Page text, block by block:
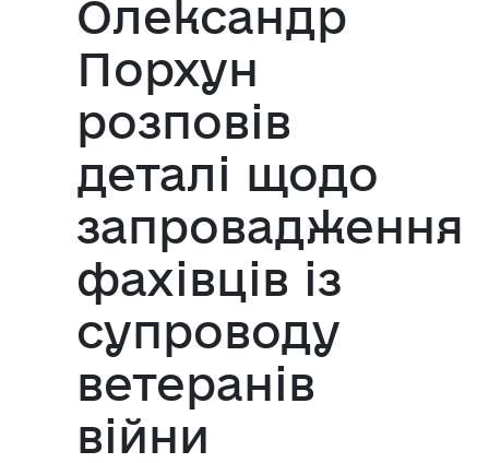
Олександр
Порхун
розповів
деталі щодо
запровадження
фахівців із
супроводу
ветеранів
війни